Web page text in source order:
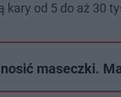
kary od 5 do aż 30
maseczki.